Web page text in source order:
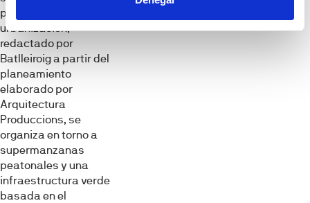
proyecto de
urbanización,
redactado por
Batlleiroig a partir del
planeamiento
elaborado por
Arquitectura
Produccions, se
organiza en torno a
supermanzanas
peatonales y una
infraestructura verde
basada en el